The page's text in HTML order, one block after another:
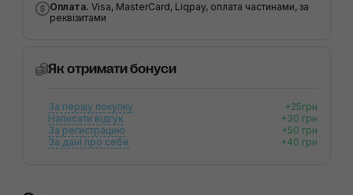
Оплата. Visa, MasterCard, Liqpay, оплата частинами, за
реквізитами
Як отримати бонуси
За першу покупку
+25грн
Написати відгук
+30 грн
За регистрацию
+50 грн
За дані про себе
+40 грн